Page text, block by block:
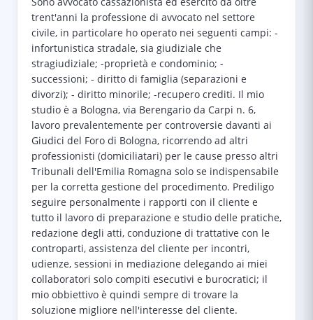
trent'anni la professione di avvocato nel settore
civile, in particolare ho operato nei seguenti campi: -
infortunistica stradale, sia giudiziale che
stragiudiziale; -proprietà e condominio; -
successioni; - diritto di famiglia (separazioni e
divorzi); - diritto minorile; -recupero crediti. Il mio
studio è a Bologna, via Berengario da Carpi n. 6,
lavoro prevalentemente per controversie davanti ai
Giudici del Foro di Bologna, ricorrendo ad altri
professionisti (domiciliatari) per le cause presso altri
Tribunali dell'Emilia Romagna solo se indispensabile
per la corretta gestione del procedimento. Prediligo
seguire personalmente i rapporti con il cliente e
tutto il lavoro di preparazione e studio delle pratiche,
redazione degli atti, conduzione di trattative con le
controparti, assistenza del cliente per incontri,
udienze, sessioni in mediazione delegando ai miei
collaboratori solo compiti esecutivi e burocratici; il
mio obbiettivo è quindi sempre di trovare la
soluzione migliore nell'interesse del cliente.